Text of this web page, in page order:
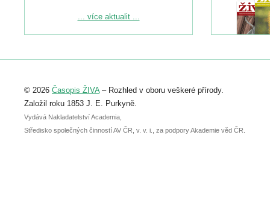
Podrobnější informace ke konferenci
Registrovat se můžete do 6. září.
abstraktu přihlášené přednášky nebo
posteru je už 30. června.
... více aktualit ...
© 2026 Časopis ŽIVA– Rozhled v oboru veškeré přírody.
Založil roku 1853 J. E. Purkyně.
Vydává Nakladatelství Academia,
Středisko společných činností AV ČR, v. v. i., za podpory Akademie věd ČR.